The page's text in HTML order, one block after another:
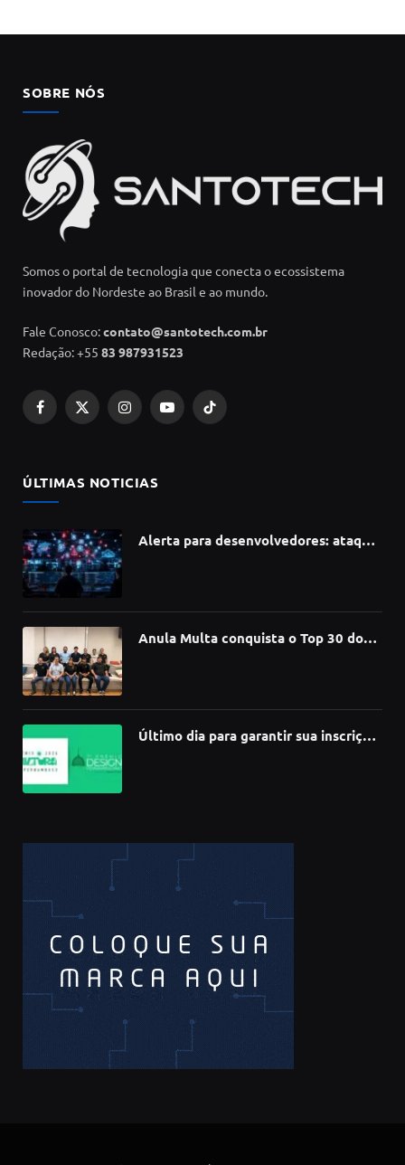
SOBRE NÓS
Somos o portal de tecnologia que conecta o ecossistema
inovador do Nordeste ao Brasil e ao mundo.
Fale Conosco:contato@santotech.com.br
Redação: +55 83 987931523
Facebook
X
InstagramYouTubeTikTok
ÚLTIMAS NOTICIAS
Alerta para desenvolvedores: ataque
Anula Multa conquista o Top 30 do
Último dia para garantir sua inscrição